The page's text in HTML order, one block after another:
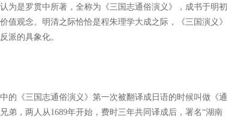
为是罗贯中所著，全称为《三国志通俗演义》，成书于明初
值观念。明清之际恰恰是程朱理学大成之际，《三国演义》
派的具象化。
的《三国志通俗演义》第一次被翻译成日语的时候叫做《通
弟，两人从1689年开始，费时三年共同译成后，署名“湖南